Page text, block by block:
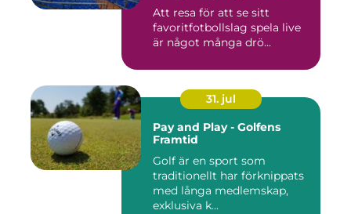
Att resa för att se sitt
favoritfotbollslag spela live
är något många drö...
31. jul
Pay and Play - Golfens
Framtid
Golf är en sport som
traditionellt har förknippats
med långa medlemskap,
exklusiva k...